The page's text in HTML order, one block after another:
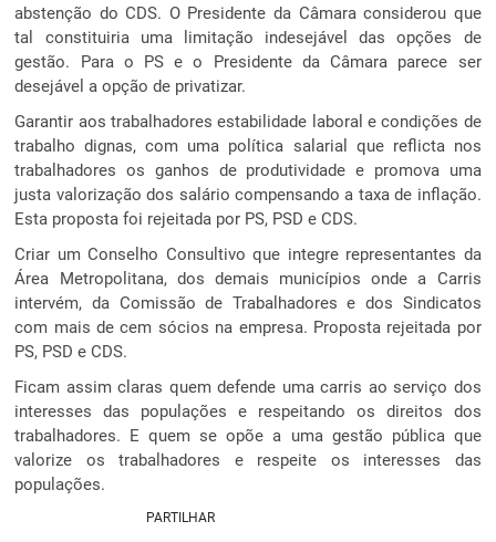
abstenção do CDS. O Presidente da Câmara considerou que
tal constituiria uma limitação indesejável das opções de
gestão. Para o PS e o Presidente da Câmara parece ser
desejável a opção de privatizar.
Garantir aos trabalhadores estabilidade laboral e condições de
trabalho dignas, com uma política salarial que reflicta nos
trabalhadores os ganhos de produtividade e promova uma
justa valorização dos salário compensando a taxa de inflação.
Esta proposta foi rejeitada por PS, PSD e CDS.
Criar um Conselho Consultivo que integre representantes da
Área Metropolitana, dos demais municípios onde a Carris
intervém, da Comissão de Trabalhadores e dos Sindicatos
com mais de cem sócios na empresa. Proposta rejeitada por
PS, PSD e CDS.
Ficam assim claras quem defende uma carris ao serviço dos
interesses das populações e respeitando os direitos dos
trabalhadores. E quem se opõe a uma gestão pública que
valorize os trabalhadores e respeite os interesses das
populações.
PARTILHAR